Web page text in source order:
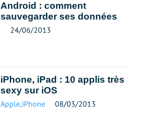
Android : comment
sauvegarder ses données
24/06/2013
iPhone, iPad : 10 applis très
sexy sur iOS
Apple,iPhone 08/03/2013